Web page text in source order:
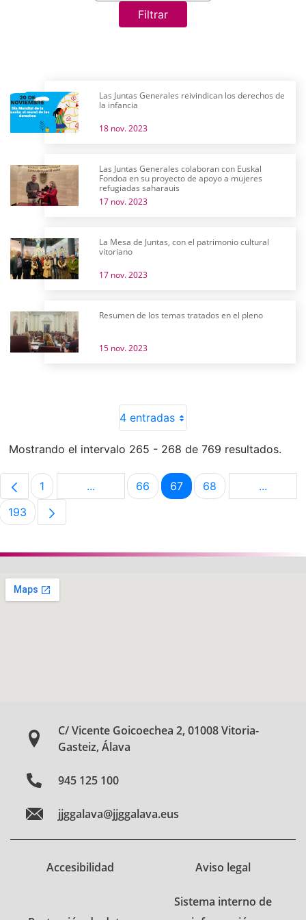
Filtrar
Las Juntas Generales reivindican los derechos de
la infancia
18 nov. 2023
Las Juntas Generales colaboran con Euskal
Fondoa en su proyecto de apoyo a mujeres
refugiadas saharauis
17 nov. 2023
La Mesa de Juntas, con el patrimonio cultural
vitoriano
17 nov. 2023
Resumen de los temas tratados en el pleno
15 nov. 2023
4 entradas
Mostrando el intervalo 265 - 268 de 769 resultados.
Página
1 ...Páginas intermedias Use TAB para
Página
66 Página
67 Página
68 ...
Página
193
C/ Vicente Goicoechea 2, 01008 Vitoria-
Gasteiz, Álava
945 125 100
jjggalava@jjggalava.eus
Accesibilidad Aviso legal
Sistema interno de